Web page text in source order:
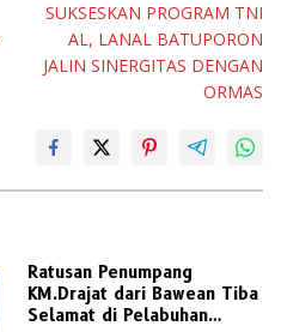
SUKSESKAN PROGRAM TNI
AL, LANAL BATUPORON
JALIN SINERGITAS DENGAN
ORMAS
Ratusan Penumpang
KM.Drajat dari Bawean Tiba
Selamat di Pelabuhan